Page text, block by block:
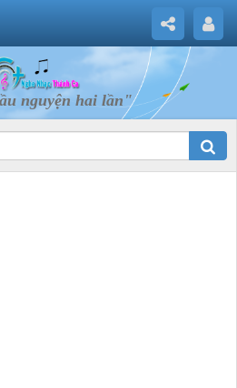
nguyện hai lần"